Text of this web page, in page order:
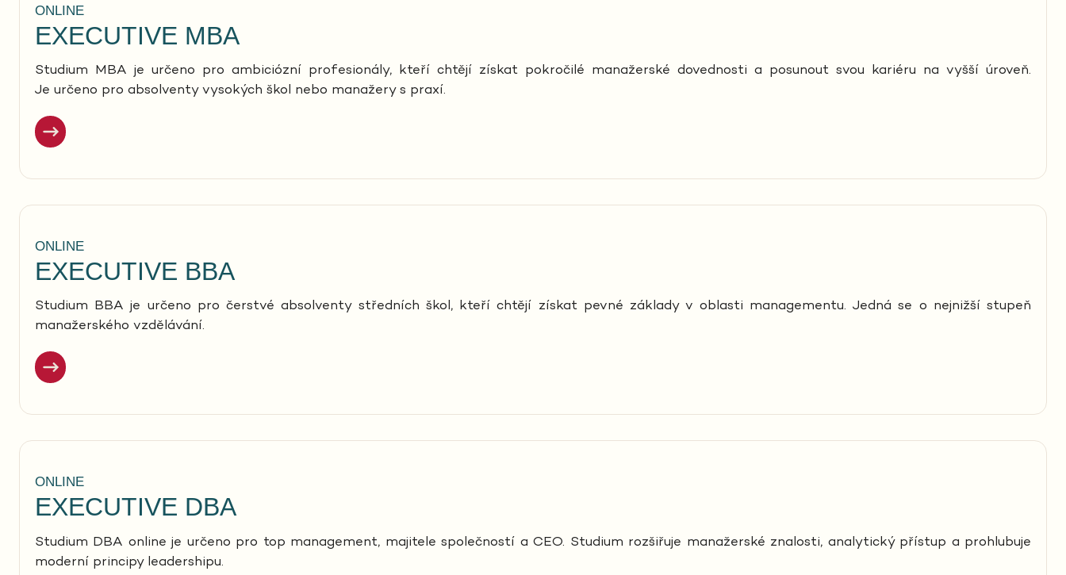
ONLINE
EXECUTIVE MBA
Studium MBA je určeno pro ambiciózní profesionály, kteří chtějí získat pokročilé manažerské dovednosti a posunout svou kariéru na vyšší úroveň.
Je určeno pro absolventy vysokých škol nebo manažery s praxí.
ONLINE
EXECUTIVE BBA
Studium BBA je určeno pro čerstvé absolventy středních škol, kteří chtějí získat pevné základy v oblasti managementu. Jedná se o nejnižší stupeň
manažerského vzdělávání.
ONLINE
EXECUTIVE DBA
Studium DBA online je určeno pro top management, majitele společností a CEO. Studium rozšiřuje manažerské znalosti, analytický přístup a prohlubuje
moderní principy leadershipu.